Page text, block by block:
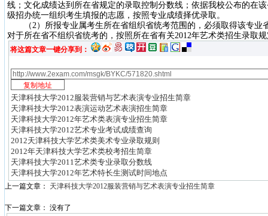
线；文化成绩达到所在省规定的录取控制分数线；依据我校公布的在
级招办统一组织考生填报的志愿，按照专业成绩择优录取。
（2）所报专业属考生所在省组织省统考范围的，必须取得该专业
对于所在省不组织省统考的，按照所在省有关2012年艺术类招生录取
将这篇文章一键分享到：
天津科技大学2012服装营销与艺术表演专业招生简章
天津科技大学2012表演运动艺术表演招生简章
天津科技大学2012年艺术类表演专业招生简章
天津科技大学2012艺术专业考试成绩查询
2012天津科技大学艺术类美术专业录取规则
2012年天津科技大学艺术类校考招生简章
天津科技大学2011艺术类专业录取分数线
天津科技大学2012年艺术特长生测试时间地点
上一篇文章： 天津科技大学2012服装营销与艺术表演专业招生简章
下一篇文章： 没有了